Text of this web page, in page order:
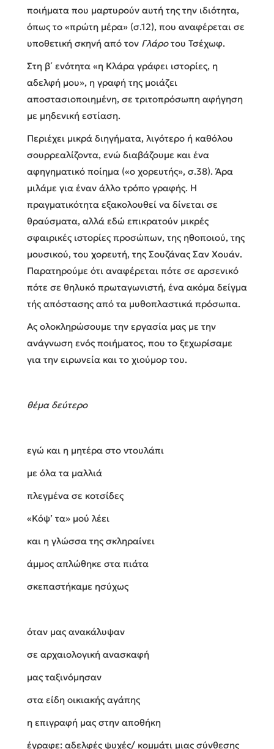
ποιήματα που μαρτυρούν αυτή της την ιδιότητα,
όπως το «πρώτη μέρα» (σ.12), που αναφέρεται σε
υποθετική σκηνή από τον Γλάροτου Τσέχωφ.
Στη β΄ ενότητα «η Κλάρα γράφει ιστορίες, η
αδελφή μου», η γραφή της μοιάζει
αποστασιοποιημένη, σε τριτοπρόσωπη αφήγηση
με μηδενική εστίαση.
Περιέχει μικρά διηγήματα, λιγότερο ή καθόλου
σουρρεαλίζοντα, ενώ διαβάζουμε και ένα
αφηγηματικό ποίημα («ο χορευτής», σ.38). Άρα
μιλάμε για έναν άλλο τρόπο γραφής. Η
πραγματικότητα εξακολουθεί να δίνεται σε
θραύσματα, αλλά εδώ επικρατούν μικρές
σφαιρικές ιστορίες προσώπων, της ηθοποιού, της
μουσικού, του χορευτή, της Σουζάνας Σαν Χουάν.
Παρατηρούμε ότι αναφέρεται πότε σε αρσενικό
πότε σε θηλυκό πρωταγωνιστή, ένα ακόμα δείγμα
τής απόστασης από τα μυθοπλαστικά πρόσωπα.
Ας ολοκληρώσουμε την εργασία μας με την
ανάγνωση ενός ποιήματος, που το ξεχωρίσαμε
για την ειρωνεία και το χιούμορ του.
θέμα δεύτερο
εγώ και η μητέρα στο ντουλάπι
με όλα τα μαλλιά
πλεγμένα σε κοτσίδες
«Κόψ’ τα» μού λέει
και η γλώσσα της σκληραίνει
άμμος απλώθηκε στα πιάτα
σκεπαστήκαμε ησύχως
όταν μας ανακάλυψαν
σε αρχαιολογική ανασκαφή
μας ταξινόμησαν
στα είδη οικιακής αγάπης
η επιγραφή μας στην αποθήκη
έγραφε: αδελφές ψυχές/ κομμάτι μιας σύνθεσης